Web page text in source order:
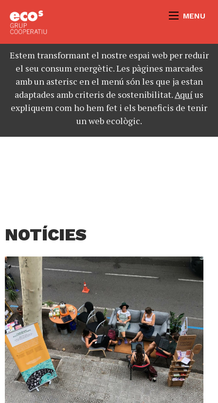
MENU
Estem transformant el nostre espai web per reduir
el seu consum energètic. Les pàgines marcades
amb un asterisc en el menú són les que ja estan
adaptades amb criteris de sostenibilitat.Aquíus
expliquem com ho hem fet i els beneficis de tenir
un web ecològic.
NOTÍCIES